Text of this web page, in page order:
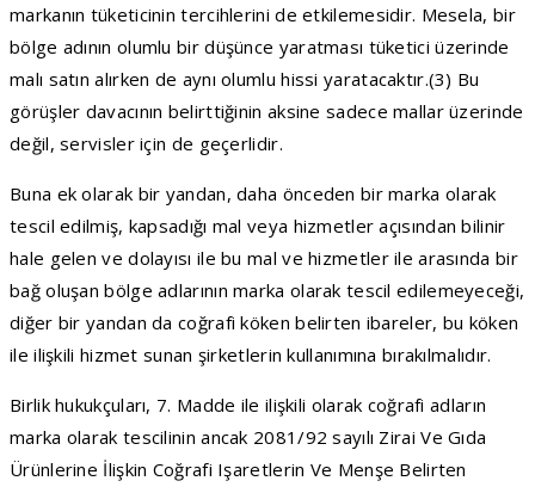
markanın tüketicinin tercihlerini de etkilemesidir. Mesela, bir
bölge adının olumlu bir düşünce yaratması tüketici üzerinde
malı satın alırken de aynı olumlu hissi yaratacaktır.(3) Bu
görüşler davacının belirttiğinin aksine sadece mallar üzerinde
değil, servisler için de geçerlidir.
Buna ek olarak bir yandan, daha önceden bir marka olarak
tescil edilmiş, kapsadığı mal veya hizmetler açısından bilinir
hale gelen ve dolayısı ile bu mal ve hizmetler ile arasında bir
bağ oluşan bölge adlarının marka olarak tescil edilemeyeceği,
diğer bir yandan da coğrafi köken belirten ibareler, bu köken
ile ilişkili hizmet sunan şirketlerin kullanımına bırakılmalıdır.
Birlik hukukçuları, 7. Madde ile ilişkili olarak coğrafi adların
marka olarak tescilinin ancak 2081/92 sayılı Zirai Ve Gıda
Ürünlerine İlişkin Coğrafi Işaretlerin Ve Menşe Belirten